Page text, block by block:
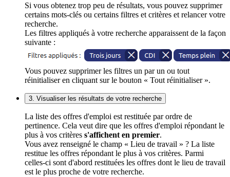
Si vous obtenez trop peu de résultats, vous pouvez supprimer
certains mots-clés ou certains filtres et critères et relancer votre
recherche.
Les filtres appliqués à votre recherche apparaissent de la façon
suivante :
Vous pouvez supprimer les filtres un par un ou tout
réinitialiser en cliquant sur le bouton « Tout réinitialiser ».
3. Visualiser les résultats de votre recherche
La liste des offres d'emploi est restituée par ordre de
pertinence. Cela veut dire que les offres d'emploi répondant le
plus à vos critères s'affichent en premier.
Vous avez renseigné le champ « Lieu de travail » ? La liste
restitue les offres répondant le plus à vos critères. Parmi
celles-ci sont d'abord restituées les offres dont le lieu de travail
est le plus proche de votre recherche.